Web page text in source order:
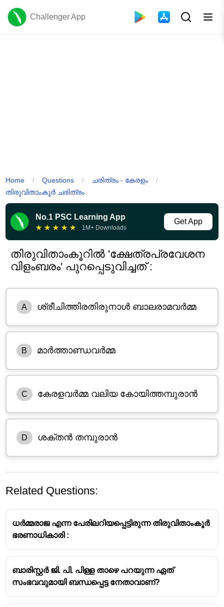
Challenger App
Home / Questions / ചരിത്രം - കേരളം /
തിരുവിതാംകൂർ ചരിത്രം
No.1 PSC Learning App
★ ★ ★ ★ ★ 1M+ Downloads
Get App
തിരുവിതാംകൂറിൽ 'ക്ഷേത്രപ്രവേശന
വിളംബരം' പുറപ്പെടുവിച്ചത് :
A ശ്രീചിത്തിരതിരുനാൾ ബാലരാമവർമ്മ
B മാർത്താണ്ഡവർമ്മ
C കേരളവർമ്മ വലിയ കോയിത്തമ്പുരാൻ
D ശക്തൻ തമ്പുരാൻ
Related Questions:
ധർമ്മരാജ എന്ന പേരിലറിയപ്പെട്ടിരുന്ന തിരുവിതാംകൂർ
ഭരണാധികാരി :
ബാരിസ്റ്റർ ജി. പി. പിള്ള താഴെ പറയുന്ന ഏത്
സംഭവവുമായി ബന്ധപ്പെട്ട നേതാവാണ്?